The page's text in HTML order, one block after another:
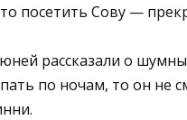
посетить Сову —
рассказали о
по ночам, то он не